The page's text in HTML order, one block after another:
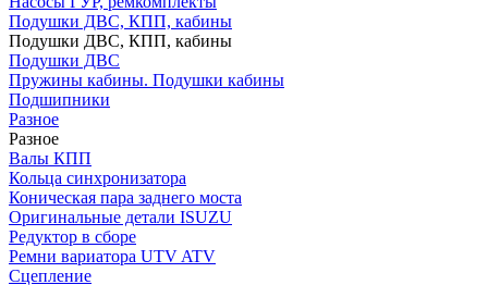
Подушки ДВС, КПП, кабины
Подушки ДВС, КПП, кабины
Подушки ДВС
Пружины кабины. Подушки кабины
Подшипники
Разное
Разное
Валы КПП
Кольца синхронизатора
Коническая пара заднего моста
Оригинальные детали ISUZU
Редуктор в сборе
Ремни вариатора UTV ATV
Сцепление